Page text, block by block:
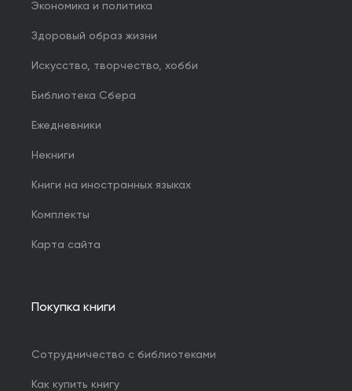
Экономика и политика
Здоровый образ жизни
Искусство, творчество, хобби
Библиотека Сбера
Ежедневники
Некниги
Книги на иностранных языках
Комплекты
Карта сайта
Покупка книги
Сотрудничество с библиотеками
Как купить книгу